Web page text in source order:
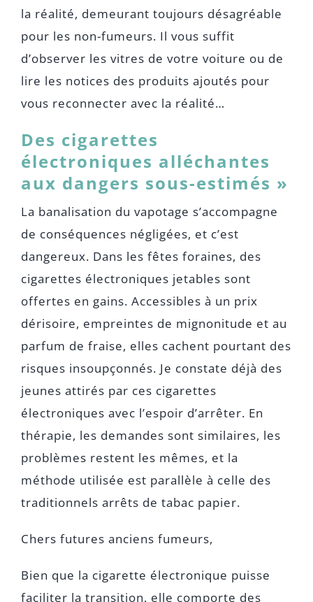
la réalité, demeurant toujours désagréable
pour les non-fumeurs. Il vous suffit
d’observer les vitres de votre voiture ou de
lire les notices des produits ajoutés pour
vous reconnecter avec la réalité…
Des cigarettes
électroniques alléchantes
aux dangers sous-estimés »
La banalisation du vapotage s’accompagne
de conséquences négligées, et c’est
dangereux. Dans les fêtes foraines, des
cigarettes électroniques jetables sont
offertes en gains. Accessibles à un prix
dérisoire, empreintes de mignonitude et au
parfum de fraise, elles cachent pourtant des
risques insoupçonnés. Je constate déjà des
jeunes attirés par ces cigarettes
électroniques avec l’espoir d’arrêter. En
thérapie, les demandes sont similaires, les
problèmes restent les mêmes, et la
méthode utilisée est parallèle à celle des
traditionnels arrêts de tabac papier.
Chers futures anciens fumeurs,
Bien que la cigarette électronique puisse
faciliter la transition, elle comporte des